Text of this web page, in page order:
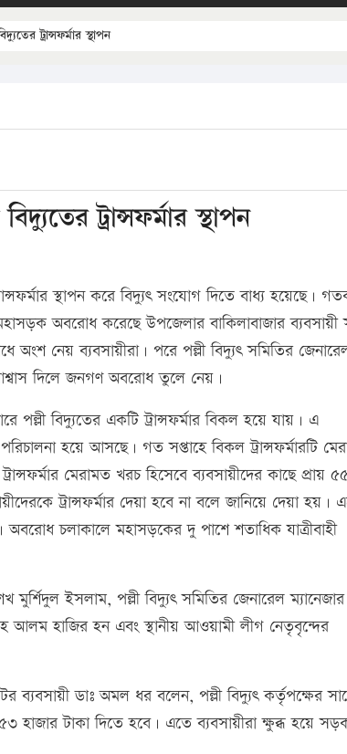
ট্রান্সফর্মার স্থাপন
ট্রান্সফর্মার স্থাপন
স্থাপন করে বিদ্যুৎ সংযোগ দিতে বাধ্য হয়েছে।
মহাসড়ক অবরোধ করেছে উপজেলার বাকিলাবাজার
অংশ নেয় ব্যবসায়ীরা। পরে পল্লী বিদ্যুৎ সমিতির
দিলে জনগণ অবরোধ তুলে নেয়।
পল্লী বিদ্যুতের একটি ট্রান্সফর্মার বিকল হয়ে যায়। এ
হয়ে আসছে। গত সপ্তাহে বিকল ট্রান্সফর্মারটি
মেরামত খরচ হিসেবে ব্যবসায়ীদের কাছে প্রায়
ট্রান্সফর্মার দেয়া হবে না বলে জানিয়ে দেয়া হয়।
অবরোধ চলাকালে মহাসড়কের দু পাশে শতাধিক যাত্রীবাহী
মুর্শিদুল ইসলাম, পল্লী বিদ্যুৎ সমিতির জেনারেল
হাজির হন এবং স্থানীয় আওয়ামী লীগ নেতৃবৃন্দের
ব্যবসায়ী ডাঃ অমল ধর বলেন, পল্লী বিদ্যুৎ কর্তৃপক্ষের
হাজার টাকা দিতে হবে। এতে ব্যবসায়ীরা ক্ষুব্ধ হয়ে